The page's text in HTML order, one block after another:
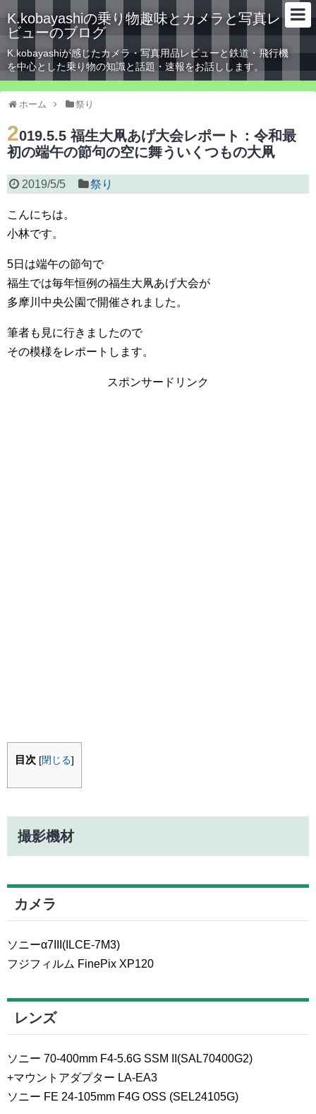
K.kobayashiの乗り物趣味とカメラと写真レ
ビューのブログ
K.kobayashiが感じたカメラ・写真用品レビューと鉄道・飛行機
を中心とした乗り物の知識と話題・速報をお話しします。
ホーム 祭り
2019.5.5 福生大凧あげ大会レポート：令和最
初の端午の節句の空に舞ういくつもの大凧
2019/5/5 祭り
こんにちは。
小林です。
5日は端午の節句で
福生では毎年恒例の福生大凧あげ大会が
多摩川中央公園で開催されました。
筆者も見に行きましたので
その模様をレポートします。
スポンサードリンク
目次 [閉じる]
撮影機材
カメラ
ソニーα7III(ILCE-7M3)
フジフィルム FinePix XP120
レンズ
ソニー 70-400mm F4-5.6G SSM II(SAL70400G2)
+マウントアダプター LA-EA3
ソニー FE 24-105mm F4G OSS (SEL24105G)